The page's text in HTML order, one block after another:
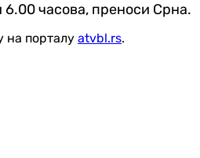
6.00 часова, преноси Срна.
на порталу atvbl.rs.